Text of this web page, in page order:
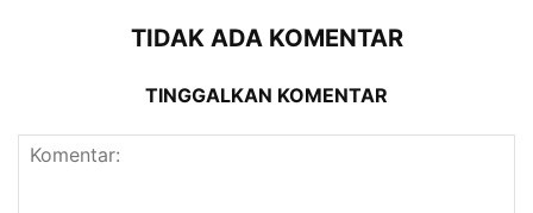
TIDAK ADA KOMENTAR
TINGGALKAN KOMENTAR